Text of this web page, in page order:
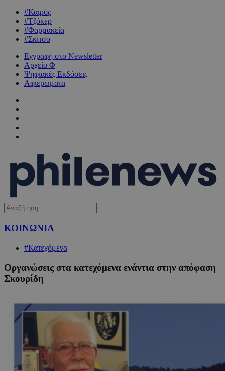
#Καιρός
#Τζόκερ
#Φαρμακεία
#Σκίτσο
Εγγραφή στο Newsletter
Αρχείο Φ
Ψηφιακές Εκδόσεις
Αφιερώματα
ΚΟΙΝΩΝΙΑ
#Κατεχόμενα
Οργανώσεις στα κατεχόμενα ενάντια στην απόφαση
Σκουρίδη